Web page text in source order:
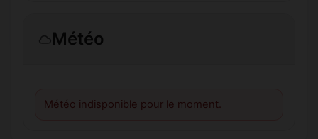
Météo
Météo indisponible pour le moment.